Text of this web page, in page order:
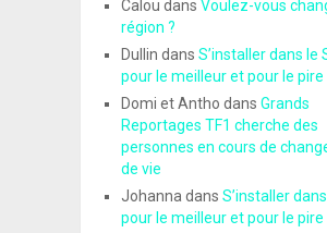
Calou dans Voulez-vous
région ?
Dullin dans S’installer dans le
pour le meilleur et pour le pire
Domi et Antho dans Grands
Reportages TF1 cherche des
personnes en cours de
de vie
Johannadans S’installer
pour le meilleur et pour le pire